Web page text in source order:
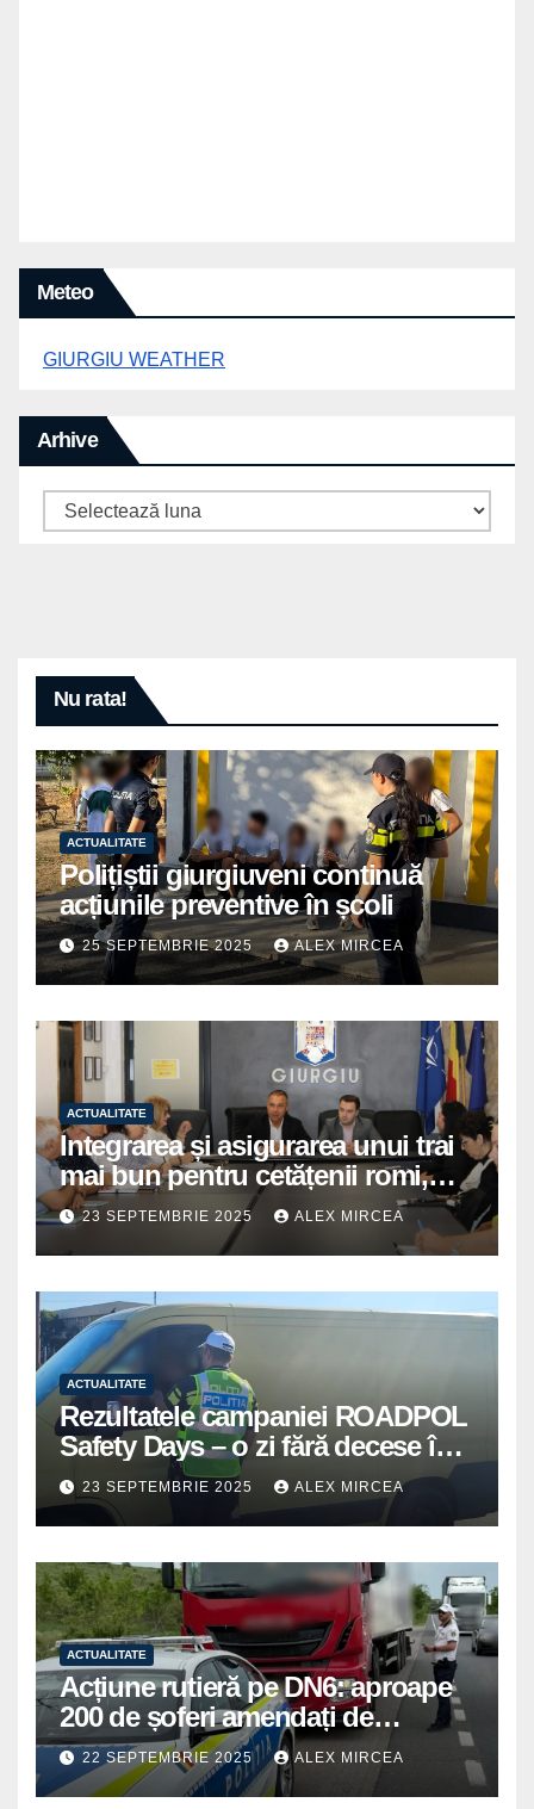
Meteo
GIURGIU WEATHER
Arhive
Arhive
Nu rata!
ACTUALITATE
Polițiștii giurgiuveni continuă
acțiunile preventive în școli
25 SEPTEMBRIE 2025 ALEX MIRCEA
ACTUALITATE
Integrarea și asigurarea unui trai
mai bun pentru cetățenii romi,
prioritate pentru instituțiile
publice giurgiuvene
23 SEPTEMBRIE 2025 ALEX MIRCEA
ACTUALITATE
Rezultatele campaniei ROADPOL
Safety Days – o zi fără decese în
trafic
23 SEPTEMBRIE 2025 ALEX MIRCEA
ACTUALITATE
Acțiune rutieră pe DN6: aproape
200 de șoferi amendați de
polițiștii din Mihăilești
22 SEPTEMBRIE 2025 ALEX MIRCEA